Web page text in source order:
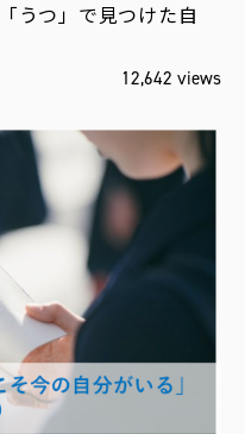
うつ」で見つけた自
12,642 views